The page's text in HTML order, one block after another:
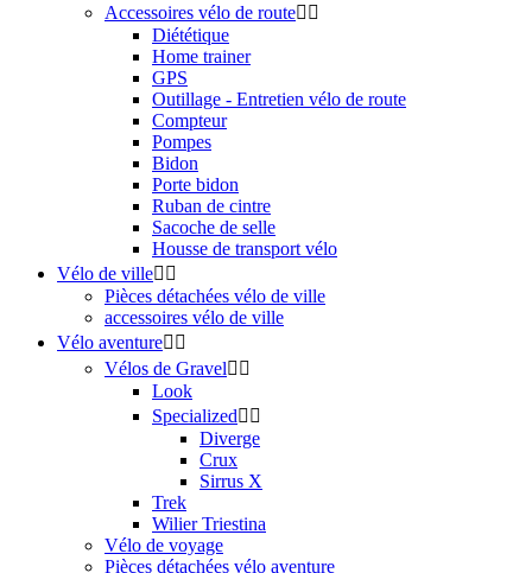
Accessoires vélo de route 
Diététique
Home trainer
GPS
Outillage - Entretien vélo de route
Compteur
Pompes
Bidon
Porte bidon
Ruban de cintre
Sacoche de selle
Housse de transport vélo
Vélo de ville 
Pièces détachées vélo de ville
accessoires vélo de ville
Vélo aventure 
Vélos de Gravel 
Look
Specialized 
Diverge
Crux
Sirrus X
Trek
Wilier Triestina
Vélo de voyage
Pièces détachées vélo aventure